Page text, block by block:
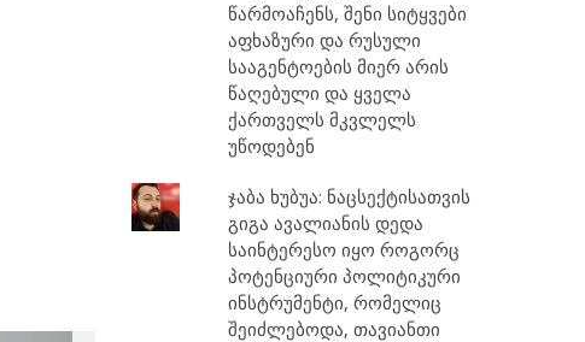
წარმოაჩენს, შენი სიტყვები
აფხაზური და რუსული
სააგენტოების მიერ არის
წაღებული და ყველა
ქართველს მკვლელს
უწოდებენ
ჯაბა ხუბუა: ნაცსექტისათვის
გიგა ავალიანის დედა
საინტერესო იყო როგორც
პოტენციური პოლიტიკური
ინსტრუმენტი, რომელიც
შეიძლებოდა, თავიანთი